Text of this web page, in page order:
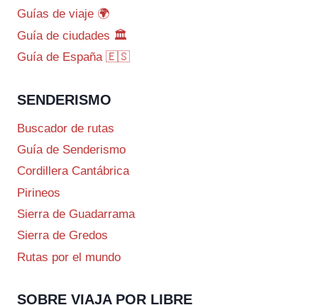
Guías de viaje 🌍
Guía de ciudades 🏛️
Guía de España 🇪🇸
SENDERISMO
Buscador de rutas
Guía de Senderismo
Cordillera Cantábrica
Pirineos
Sierra de Guadarrama
Sierra de Gredos
Rutas por el mundo
SOBRE VIAJA POR LIBRE